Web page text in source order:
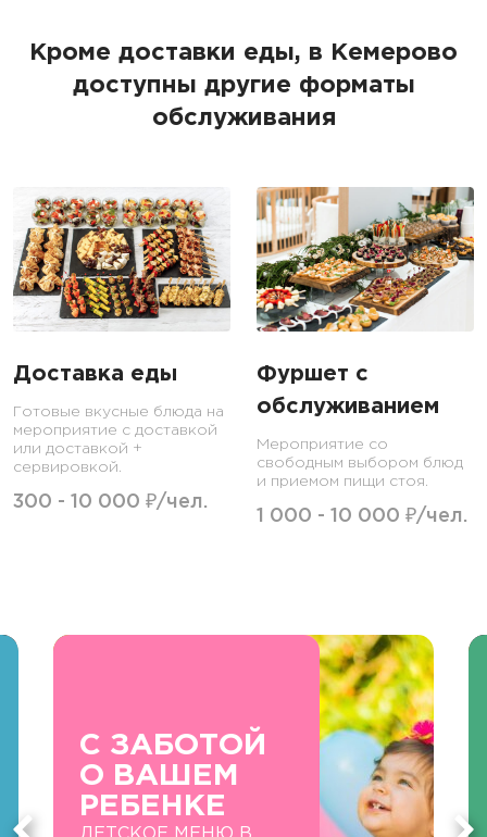
Кроме доставки еды, в Кемерово
доступны другие форматы
обслуживания
Доставка еды
Готовые вкусные блюда на
мероприятие с доставкой
или доставкой +
сервировкой.
300 - 10 000 ₽/чел.
Фуршет с
обслуживанием
Мероприятие со
свободным выбором блюд
и приемом пищи стоя.
1 000 - 10 000 ₽/чел.
С ЗАБОТОЙ
О ВАШЕМ
РЕБЕНКЕ